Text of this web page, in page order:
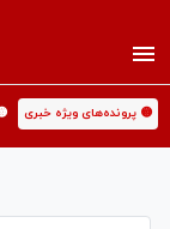
🟡 پرونده‌های ویژه خبری